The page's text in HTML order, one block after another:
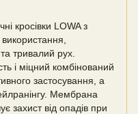
кросівки LOWA з
тривалий рух.
і міцний комбінований
застосування, а
Мембрана
захист від опадів при